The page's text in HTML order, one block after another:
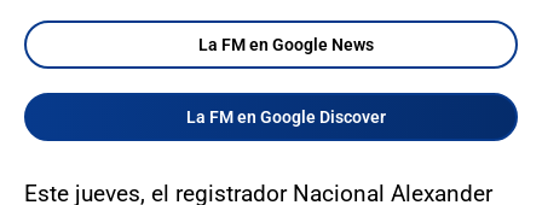
La FM en Google News
La FM en Google Discover
Este jueves, el registrador Nacional Alexander